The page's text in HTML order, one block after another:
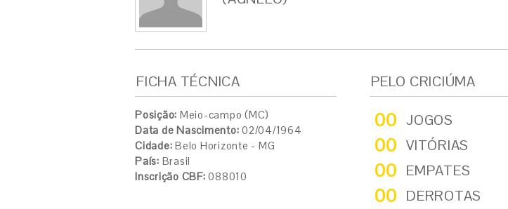
FICHA TÉCNICA
Posição: Meio-campo (MC)
Data de Nascimento: 02/04/1964
Cidade: Belo Horizonte - MG
País: Brasil
Inscrição CBF: 088010
PELO CRICIÚMA
00 JOGOS
00 VITÓRIAS
00 EMPATES
00 DERROTAS